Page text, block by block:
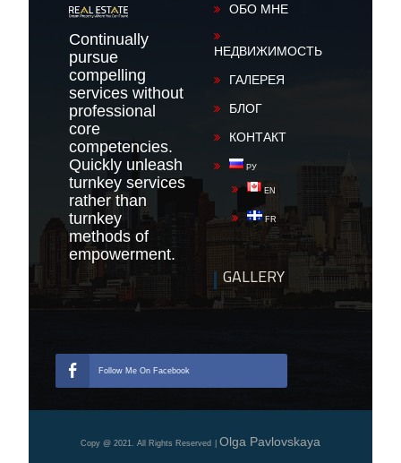
Continually
pursue
compelling
services without
professional
core
competencies.
Quickly unleash
turnkey services
rather than
turnkey
methods of
empowerment.
ОБО МНЕ
НЕДВИЖИМОСТЬ
ГАЛЕРЕЯ
БЛОГ
КОНТАКТ
РУ
EN
FR
GALLERY
Follow Me On Facebook
Copy @ 2021. All Rights Reserved Olga Pavlovskaya